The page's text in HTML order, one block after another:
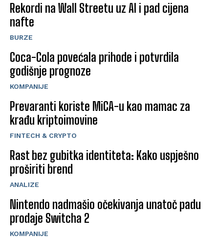
Rekordi na Wall Streetu uz AI i pad cijena
nafte
BURZE
Coca-Cola povećala prihode i potvrdila
godišnje prognoze
KOMPANIJE
Prevaranti koriste MiCA-u kao mamac za
krađu kriptoimovine
FINTECH & CRYPTO
Rast bez gubitka identiteta: Kako uspješno
proširiti brend
ANALIZE
Nintendo nadmašio očekivanja unatoč padu
prodaje Switcha 2
KOMPANIJE